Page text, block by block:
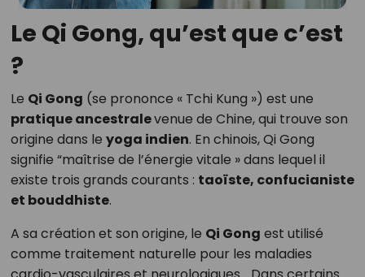
Le Qi Gong, qu’est que c’est
?
Le Qi Gong (se prononce « Tchi Kung ») est une
pratique ancestralevenue de Chine, qui trouve son
origine dans le yoga indien. En chinois, Qi Gong
signifie “maîtrise de l’énergie vitale » dans lequel il
existe trois grands courants : taoïste, confucianiste
et bouddhiste.
A sa création et son origine, le Qi Gong est utilisé
comme traitement naturelle pour les maladies